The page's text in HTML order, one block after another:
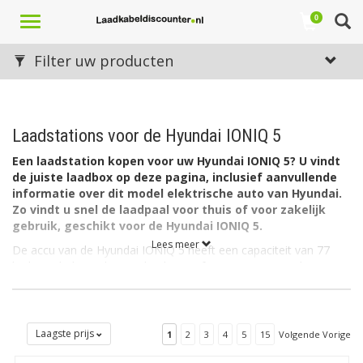
Toggle
0
Laadstations voor de Hyundai IONIQ 5
Een laadstation kopen voor uw Hyundai IONIQ 5? U vindt
de juiste laadbox op deze pagina, inclusief aanvullende
informatie over dit model elektrische auto van Hyundai.
Zo vindt u snel de laadpaal voor thuis of voor zakelijk
gebruik, geschikt voor de Hyundai IONIQ 5.
De accu van de Hyundai IONIQ 5 heeft een capaciteit van 77
De lader in de Hyundai IONIQ 5 kan ook laden via 1 fase met
Welk soort laadstation voor de Hyundai IONIQ 5?
De Hyundai IONIQ 5 heeft aan autozijde een aansluiting Type 2
Lees meer
Filter uw producten
Laagste prijs 1 2 3 4 5 15 Volgende Vorige